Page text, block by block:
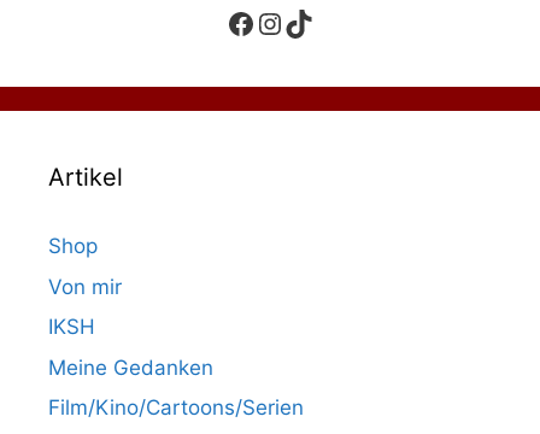
Facebook
Instagram
TikTok
Artikel
Shop
Von mir
IKSH
Meine Gedanken
Film/Kino/Cartoons/Serien